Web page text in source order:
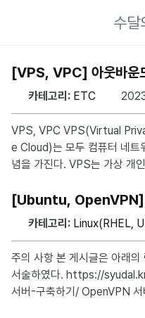
수
[VPS, VPC] 아웃바운
카테고리: ETC
VPS, VPC VPS(Virtual Private Server)와 VPC(Virtual Privat
e Cloud)는 모두 컴퓨터 네트
념을 가진다. VPS는 가상 개
인 클라우드를 의미하며, 클라
를 구축하여 사용자가 가상
기준 ※ 추가 요금은 GB 당 최대 금액 제공사 기본 제
당 추가 요금
[Ubuntu, OpenVPN]
카테고리: Linux(RHEL,
주의 사항 본 게시글은 아래의 링크를 통해 구축된 서버를 기준으로
서술하였다. https://syudal.kr/post/Ubuntu-OpenVPN-VPN-
서버-구축하기/ OpenVPN 서버가 설치되어 있는 상태에서 쉘 스